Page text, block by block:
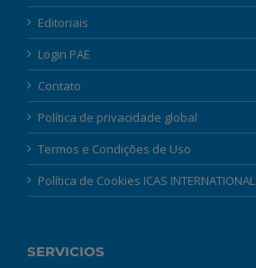
Editoriais
Login PAE
Contato
Política de privacidade global
Termos e Condições de Uso
Política de Cookies ICAS INTERNATIONAL
SERVICIOS